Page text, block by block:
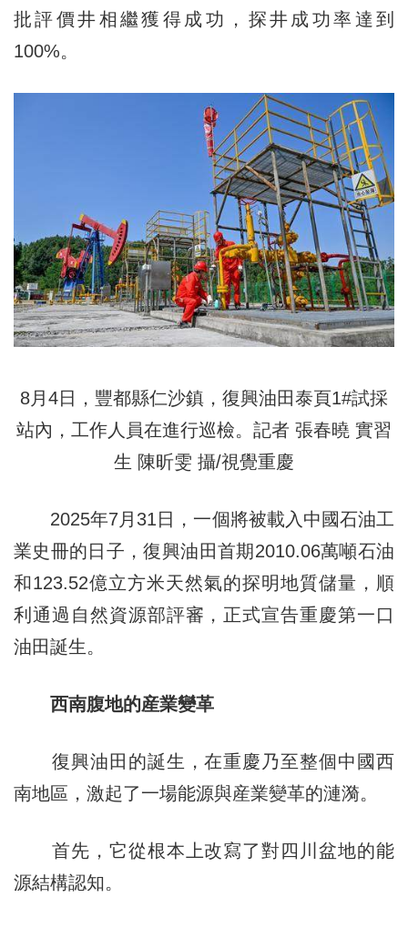
批評價井相繼獲得成功，探井成功率達到
100%。
8月4日，豐都縣仁沙鎮，復興油田泰頁1#試採
站內，工作人員在進行巡檢。記者 張春曉 實習
生 陳昕雯 攝/視覺重慶
2025年7月31日，一個將被載入中國石油工
業史冊的日子，復興油田首期2010.06萬噸石油
和123.52億立方米天然氣的探明地質儲量，順
利通過自然資源部評審，正式宣告重慶第一口
油田誕生。
西南腹地的産業變革
復興油田的誕生，在重慶乃至整個中國西
南地區，激起了一場能源與産業變革的漣漪。
首先，它從根本上改寫了對四川盆地的能
源結構認知。